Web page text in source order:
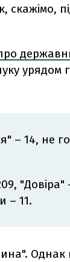
урядом
– 14, не
"Довіра"
– 11.
Однак